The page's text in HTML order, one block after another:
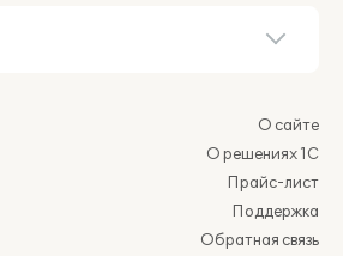
О сайте
О решениях 1С
Прайс-лист
Поддержка
Обратная связь